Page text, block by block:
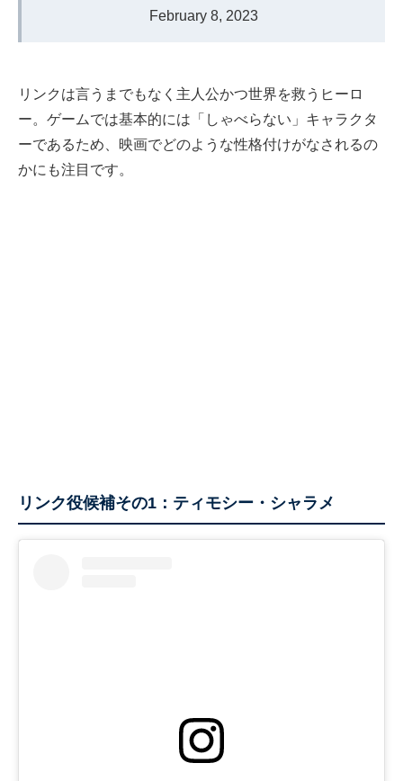
February 8, 2023
リンクは言うまでもなく主人公かつ世界を救うヒーロ
ー。ゲームでは基本的には「しゃべらない」キャラクタ
ーであるため、映画でどのような性格付けがなされるの
かにも注目です。
リンク役候補その1：ティモシー・シャラメ